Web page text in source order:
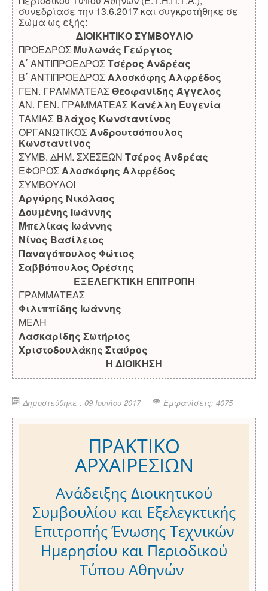
συνεδρίασε την 13.6.2017 και συγκροτήθηκε σε
Σώμα ως εξής:
ΔΙΟΙΚΗΤΙΚΟ ΣΥΜΒΟΥΛΙΟ
ΠΡΟΕΔΡΟΣ Μυλωνάς Γεώργιος
Α΄ ΑΝΤΙΠΡΟΕΔΡΟΣΤσέρος Ανδρέας
Β΄ ΑΝΤΙΠΡΟΕΔΡΟΣΑλοσκόφης Αλφρέδος
ΓΕΝ. ΓΡΑΜΜΑΤΕΑΣΘεοφανίδης Άγγελος
ΑΝ. ΓΕΝ. ΓΡΑΜΜΑΤΕΑΣ Κανέλλη Ευγενία
ΤΑΜΙΑΣ Βλάχος Κωνσταντίνος
ΟΡΓΑΝΩΤΙΚΟΣΑνδρουτσόπουλος
Κωνσταντίνος
ΣΥΜΒ. ΔΗΜ. ΣΧΕΣΕΩΝ Τσέρος Ανδρέας
ΕΦΟΡΟΣΑλοσκόφης Αλφρέδος
ΣΥΜΒΟΥΛΟΙ
Αργύρης Νικόλαος
Δουμένης Ιωάννης
Μπελίκας Ιωάννης
Νίνος Βασίλειος
Παναγόπουλος Φώτιος
Σαββόπουλος Ορέστης
ΕΞΕΛΕΓΚΤΙΚΗ ΕΠΙΤΡΟΠΗ
ΓΡΑΜΜΑΤΕΑΣ
Φιλιππίδης Ιωάννης
ΜΕΛΗ
Λασκαρίδης Σωτήριος
Χριστοδουλάκης Σταύρος
Η ΔΙΟΙΚΗΣΗ
Δημοσιεύθηκε : 09 Ιουνίου 2017 Εμφανίσεις: 4075
ΠΡΑΚΤΙΚΟ
ΑΡΧΑΙΡΕΣΙΩΝ
Ανάδειξης Διοικητικού
Συμβουλίου και Εξελεγκτικής
Επιτροπής Ένωσης Τεχνικών
Ημερησίου και Περιοδικού
Τύπου Αθηνών